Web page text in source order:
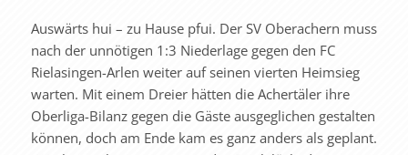
Auswärts hui – zu Hause pfui. Der SV Oberachern muss
nach der unnötigen 1:3 Niederlage gegen den FC
Rielasingen-Arlen weiter auf seinen vierten Heimsieg
warten. Mit einem Dreier hätten die Achertäler ihre
Oberliga-Bilanz gegen die Gäste ausgeglichen gestalten
können, doch am Ende kam es ganz anders als geplant.